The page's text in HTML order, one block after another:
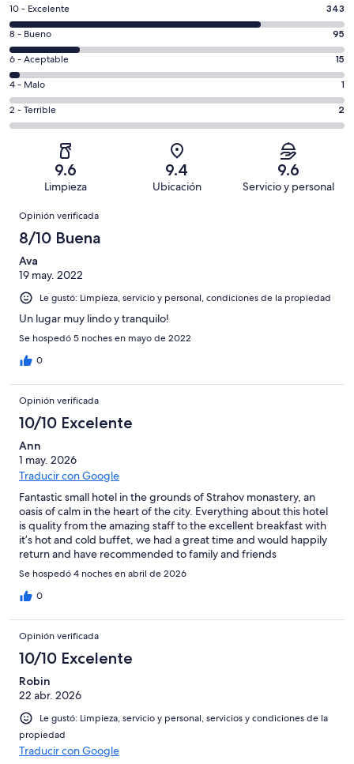
Puntuación
de
10,
es
decir,
Excelente.
Basada
en
opiniones
10 - Excelente 343
Puntuación
de
8,
es
decir,
Bueno.
opiniones
8 - Bueno 95
Puntuación
de
6,
es
decir,
Aceptable.
de
456
opiniones
6 - Aceptable 15
Puntuación
de
4,
Basada
de
opiniones
4 - Malo 1
Puntuación
de
Terrible.
Basada
de
456
opiniones
2 - Terrible 2
9.6
Limpieza
9.4
Ubicación
9.6
Servicio y personal
Opiniones
Opinión verificada
8/10 Buena
Ava
19 may. 2022
Le gustó: Limpieza, servicio y personal, condiciones de la propiedad
Un lugar muy lindo y tranquilo!
Se hospedó 5 noches en mayo de 2022
0
Opinión verificada
10/10 Excelente
Ann
1 may. 2026
Traducir con Google
Fantastic small hotel in the grounds of Strahov monastery, an
oasis of calm in the heart of the city. Everything about this hotel
is quality from the amazing staff to the excellent breakfast with
it’s hot and cold buffet, we had a great time and would happily
return and have recommended to family and friends
Se hospedó 4 noches en abril de 2026
0
Opinión verificada
10/10 Excelente
Robin
22 abr. 2026
Le gustó: Limpieza, servicio y personal, servicios y condiciones de la
propiedad
Traducir con Google